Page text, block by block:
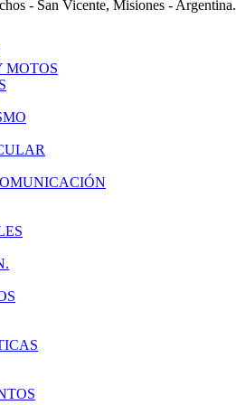
- San Vicente, Misiones - Argentina.
MOTOS